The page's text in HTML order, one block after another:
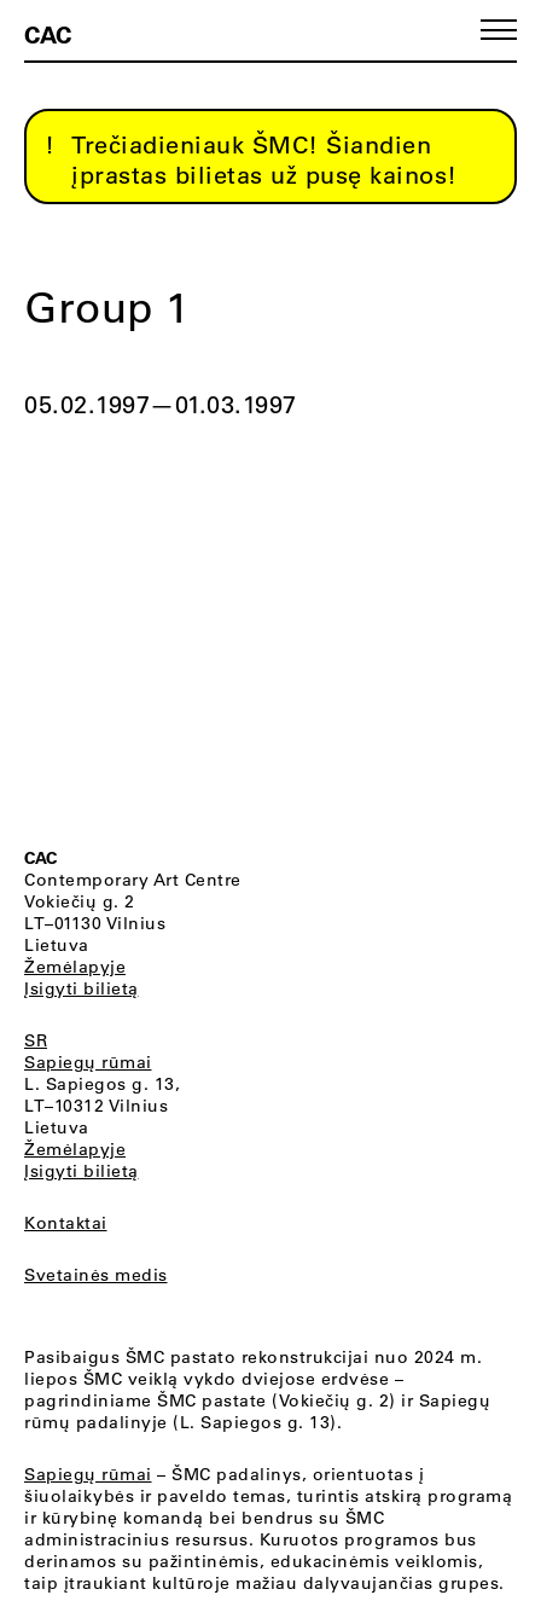
CAC
Trečiadieniauk ŠMC! Šiandien
įprastas bilietas už pusę kainos!
Group 1
05.02.1997—01.03.1997
CAC
Contemporary Art Centre
Vokiečių g. 2
LT–01130 Vilnius
Lietuva
Žemėlapyje
Įsigyti bilietą
SR
Sapiegų rūmai
L. Sapiegos g. 13,
LT–10312 Vilnius
Lietuva
Žemėlapyje
Įsigyti bilietą
Kontaktai
Svetainės medis
Pasibaigus ŠMC pastato rekonstrukcijai nuo 2024 m.
liepos ŠMC veiklą vykdo dviejose erdvėse –
pagrindiniame ŠMC pastate (Vokiečių g. 2) ir Sapiegų
rūmų padalinyje (L. Sapiegos g. 13).
Sapiegų rūmai – ŠMC padalinys, orientuotas į
šiuolaikybės ir paveldo temas, turintis atskirą programą
ir kūrybinę komandą bei bendrus su ŠMC
administracinius resursus. Kuruotos programos bus
derinamos su pažintinėmis, edukacinėmis veiklomis,
taip įtraukiant kultūroje mažiau dalyvaujančias grupes.